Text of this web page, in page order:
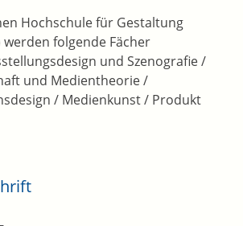
Hochschule für Gestaltung
werden folgende Fächer
und Szenografie /
und Medientheorie /
/ Medienkunst / Produkt